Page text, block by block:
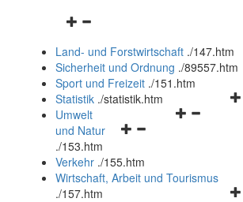
Navigationsmenü
und
schließen
Land- und Forstwirtschaft ./147.htm
Sicherheit und Ordnung ./89557.htm
Sport und Freizeit ./151.htm
Statistik ./statistik.htm
Navigationsmenü
und
schließen
Umwelt
und Natur
./153.htm
Verkehr ./155.htm
Wirtschaft, Arbeit und Tourismus
./157.htm